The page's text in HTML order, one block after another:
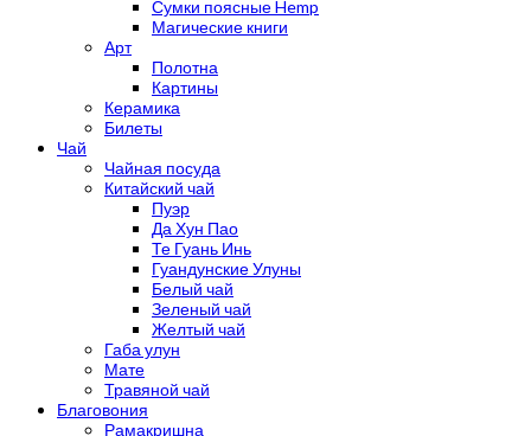
Сумки поясные Hemp
Магические книги
Арт
Полотна
Картины
Керамика
Билеты
Чай
Чайная посуда
Китайский чай
Пуэр
Да Хун Пао
Те Гуань Инь
Гуандунские Улуны
Белый чай
Зеленый чай
Желтый чай
Габа улун
Мате
Травяной чай
Благовония
Рамакришна